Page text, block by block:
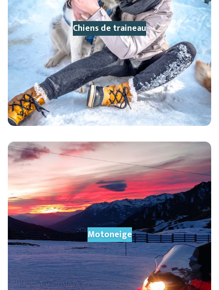
Chiens de traineau
Motoneige